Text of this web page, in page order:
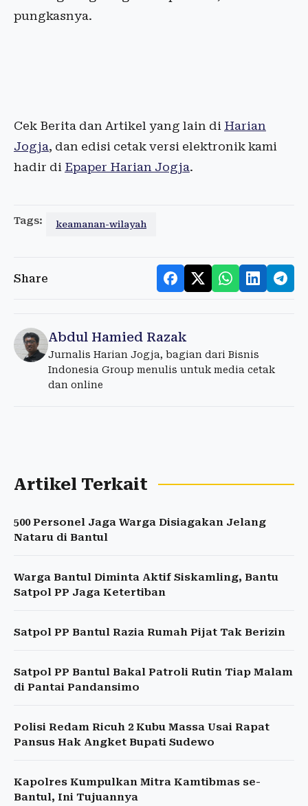
pungkasnya.
Cek Berita dan Artikel yang lain di Harian
Jogja, dan edisi cetak versi elektronik kami
hadir di Epaper Harian Jogja.
Tags: keamanan-wilayah
Share
Abdul Hamied Razak
Jurnalis Harian Jogja, bagian dari Bisnis
Indonesia Group menulis untuk media cetak
dan online
Artikel Terkait
500 Personel Jaga Warga Disiagakan Jelang
Nataru di Bantul
Warga Bantul Diminta Aktif Siskamling, Bantu
Satpol PP Jaga Ketertiban
Satpol PP Bantul Razia Rumah Pijat Tak Berizin
Satpol PP Bantul Bakal Patroli Rutin Tiap Malam
di Pantai Pandansimo
Polisi Redam Ricuh 2 Kubu Massa Usai Rapat
Pansus Hak Angket Bupati Sudewo
Kapolres Kumpulkan Mitra Kamtibmas se-
Bantul, Ini Tujuannya